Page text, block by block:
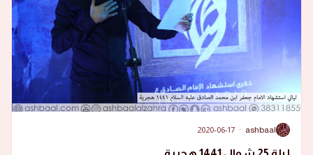
A
ashbaal
·
2020-06-17